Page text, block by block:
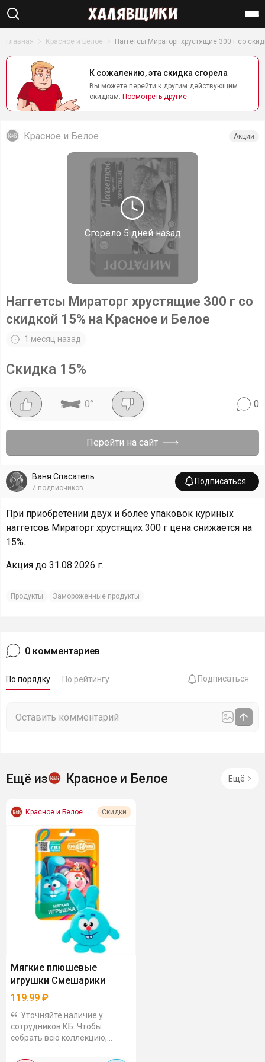
Найти
Главная Красное и Белое Наггетсы Мираторг хрустящие 300 г со
К сожалению, эта скидка сгорела
Вы можете перейти к другим действующим
скидкам. Посмотреть другие
Сгорело 5 дней назад
Красное и Белое Акции
Наггетсы Мираторг хрустящие 300 г со
скидкой 15% на Красное и Белое
1 месяц назад
Скидка 15%
0° 0
Перейти на сайт
Ваня Спасатель
7 подписчиков
Подписаться
При приобретении двух и более упаковок куриных
наггетсов Мираторг хрустящих 300 г цена снижается на
15%.
Акция до 31.08.2026 г.
Продукты Замороженные продукты
0 комментариев
По порядку По рейтингу Подписаться
Ещё из Красное и Белое Ещё
Красное и Белое Скидки
Мягкие плюшевые
игрушки Смешарики
119.99 ₽
Уточняйте наличие у
сотрудников КБ. Чтобы
собрать всю коллекцию,